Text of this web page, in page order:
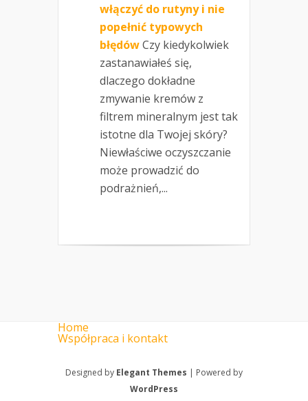
włączyć do rutyny i nie
popełnić typowych
błędówCzy kiedykolwiek
zastanawiałeś się,
dlaczego dokładne
zmywanie kremów z
filtrem mineralnym jest tak
istotne dla Twojej skóry?
Niewłaściwe oczyszczanie
może prowadzić do
podrażnień,...
Home
Współpraca i kontakt
Designed by Elegant Themes | Powered by
WordPress